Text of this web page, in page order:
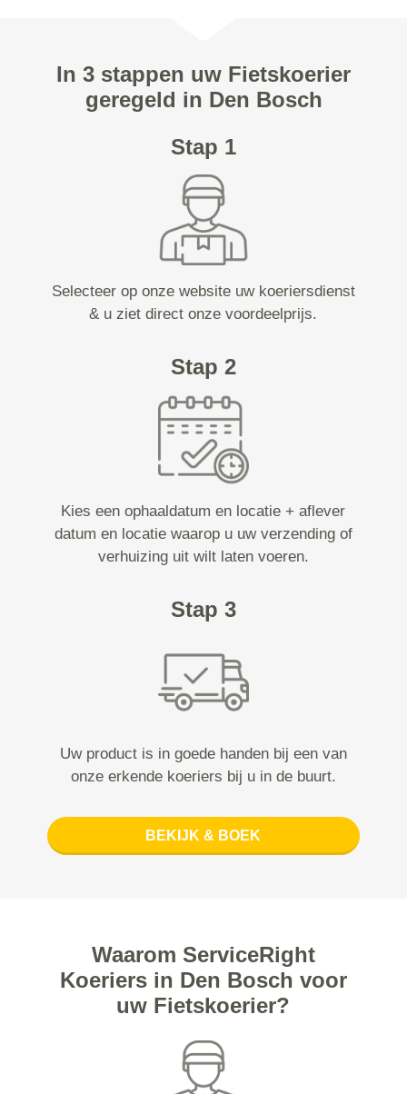
In 3 stappen uw Fietskoerier
geregeld in Den Bosch
Stap 1
Selecteer op onze website uw koeriersdienst
& u ziet direct onze voordeelprijs.
Stap 2
Kies een ophaaldatum en locatie + aflever
datum en locatie waarop u uw verzending of
verhuizing uit wilt laten voeren.
Stap 3
Uw product is in goede handen bij een van
onze erkende koeriers bij u in de buurt.
BEKIJK & BOEK
Waarom ServiceRight
Koeriers in Den Bosch voor
uw Fietskoerier?